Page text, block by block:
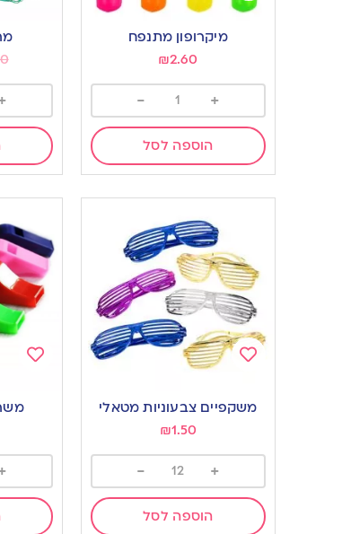
Add
מיקרופון מתנפח
₪2.60
+
-
הוספה לסל
to
wishlist
משקפיים צבעוניות מטאלי
₪1.50
+
-
הוספה לסל